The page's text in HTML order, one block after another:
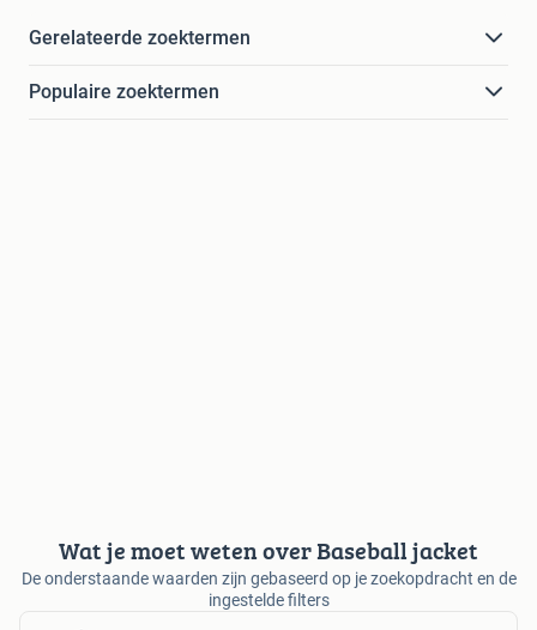
Gerelateerde zoektermen
Populaire zoektermen
Wat je moet weten over Baseball jacket
De onderstaande waarden zijn gebaseerd op je zoekopdracht en de
ingestelde filters